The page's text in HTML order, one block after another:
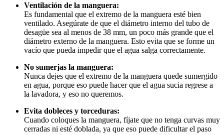
Ventilación de la manguera:
Es fundamental que el extremo de la manguera esté bien
ventilado. Asegúrate de que el diámetro interno del tubo de
desagüe sea al menos de 38 mm, un poco más grande que el
diámetro externo de la manguera. Esto evita que se forme un
vacío que pueda impedir que el agua salga correctamente.
No sumerjas la manguera:
Nunca dejes que el extremo de la manguera quede sumergido
en agua, porque eso puede hacer que el agua sucia regrese a
la lavadora, y eso no queremos.
Evita dobleces y torceduras:
Cuando coloques la manguera, fíjate que no tenga curvas muy
cerradas ni esté doblada, ya que eso puede dificultar el paso